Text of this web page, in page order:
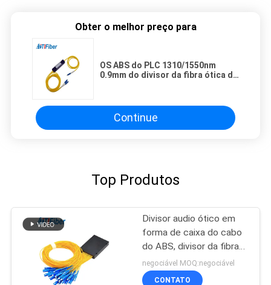
Obter o melhor preço para
OS ABS do PLC 1310/1550nm
0.9mm do divisor da fibra ótica de
Continue
Top Produtos
Divisor audio ótico em
forma de caixa do cabo
do ABS, divisor da fibra
multimodo do PLC 1x32
negociável MOQ:negociável
CONTATO